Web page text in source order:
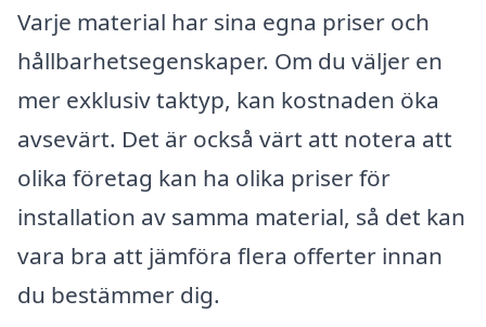
Varje material har sina egna priser och
hållbarhetsegenskaper. Om du väljer en
mer exklusiv taktyp, kan kostnaden öka
avsevärt. Det är också värt att notera att
olika företag kan ha olika priser för
installation av samma material, så det kan
vara bra att jämföra flera offerter innan
du bestämmer dig.